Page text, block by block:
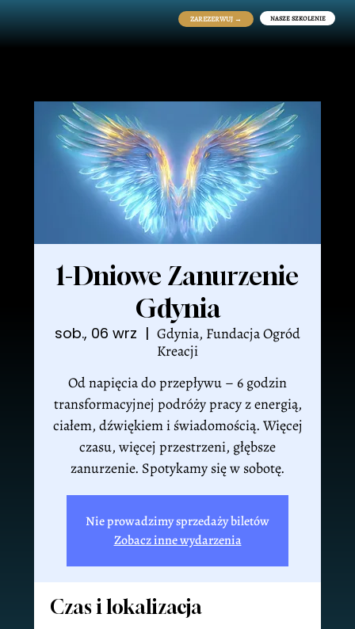
ZAREZERWUJ → NASZE SZKOLENIE
1-Dniowe Zanurzenie
Gdynia
sob., 06 wrz
  |
Gdynia, Fundacja Ogród
Kreacji
Od napięcia do przepływu – 6 godzin
transformacyjnej podróży pracy z energią,
ciałem, dźwiękiem i świadomością. Więcej
czasu, więcej przestrzeni, głębsze
zanurzenie. Spotykamy się w sobotę.
Nie prowadzimy sprzedaży biletów
Zobacz inne wydarzenia
Czas i lokalizacja